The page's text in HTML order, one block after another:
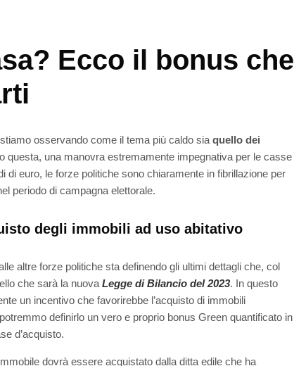
Ecco il bonus che
osservando come il tema più caldo sia quello dei
questa, una manovra estremamente impegnativa per le casse
euro, le forze politiche sono chiaramente in fibrillazione per
periodo di campagna elettorale.
degli immobili ad uso abitativo
altre forze politiche sta definendo gli ultimi dettagli che, col
che sarà la nuova Legge di Bilancio del 2023. In questo
un incentivo che favorirebbe l’acquisto di immobili
definirlo un vero e proprio bonus Green quantificato in
d’acquisto.
dovrà essere acquistato dalla ditta edile che ha